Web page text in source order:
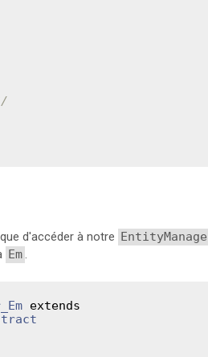
d'accéder à notre
Em.
extends